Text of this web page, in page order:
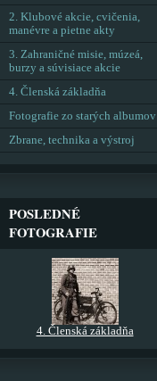
2. Klubové akcie, cvičenia,
manévre a pietne akty
3. Zahraničné misie, múzeá,
burzy a súvisiace akcie
4. Členská základňa
Fotografie zo starých albumov
Zbrane, technika a výstroj
POSLEDNÉ
FOTOGRAFIE
4. Členská základňa